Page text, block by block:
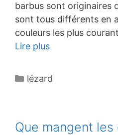
barbus sont originaires
sont tous différents en
couleurs les plus
Lire plus
Catégories
lézard
Que mangent